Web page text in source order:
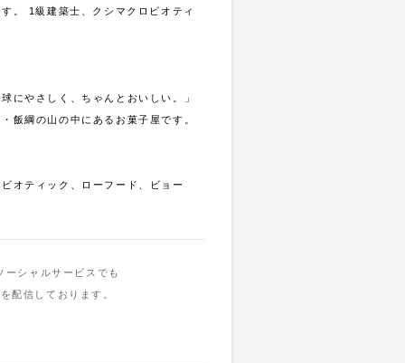
。 1級建築士、クシマクロビオティ
にやさしく、ちゃんとおいしい。」
飯綱の山の中にあるお菓子屋です。
オティック、ローフード、ビョー
ーシャルサービスでも
配信しております。